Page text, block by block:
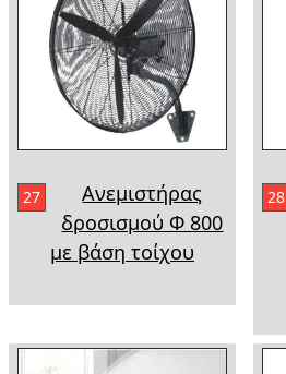
27
Ανεμιστήρας
δροσισμού Φ 800
με βάση τοίχου
28